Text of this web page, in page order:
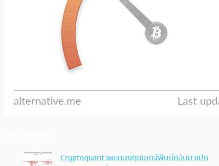
Cryptoquant เผยกองทุนเฮดจ์ฟันด์กลับมาเปิด